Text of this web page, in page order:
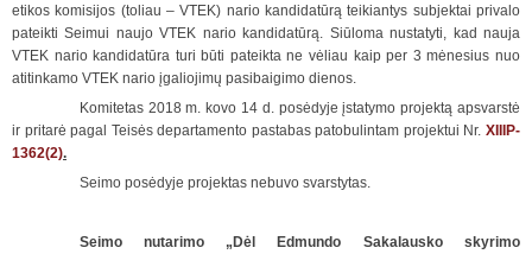
etikos komisijos (toliau – VTEK) nario kandidatūrą teikiantys subjektai privalo
pateikti Seimui naujo VTEK nario kandidatūrą. Siūloma nustatyti, kad nauja
VTEK nario kandidatūra turi būti pateikta ne vėliau kaip per 3 mėnesius nuo
atitinkamo VTEK nario įgaliojimų pasibaigimo dienos.
Komitetas 2018 m. kovo 14 d. posėdyje įstatymo projektą apsvarstė
ir pritarė pagal Teisės departamento pastabas patobulintam projektui Nr. XIIIP-
1362(2).
Seimo posėdyje projektas nebuvo svarstytas.
Seimo nutarimo „Dėl Edmundo Sakalausko skyrimo